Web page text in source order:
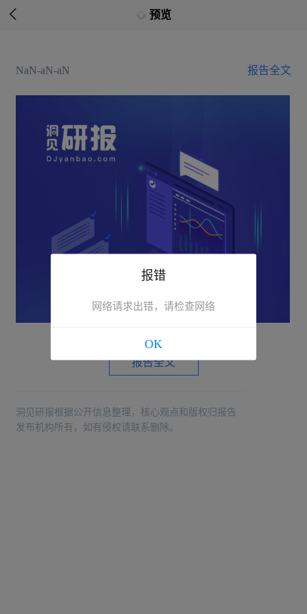
 预览
NaN-aN-aN 报告全文
报告全文
洞见研报根据公开信息整理，核心观点和版权归报告
发布机构所有，如有侵权请联系删除。
报错
网络请求出错，请检查网络
OK